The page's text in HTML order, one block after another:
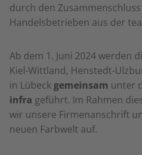
durch den
Handelsbetrieben aus der
Ab dem 1. Juni 2024 werden
Kiel-Wittland, Henstedt-
in Lübeck gemeinsam unter
infra geführt. Im Rahmen
wir unsere Firmenanschrift
neuen Farbwelt auf.